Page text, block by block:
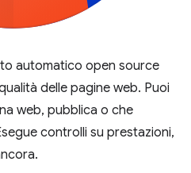
automatico open source
delle pagine web. Puoi
web, pubblica o che
controlli su prestazioni,